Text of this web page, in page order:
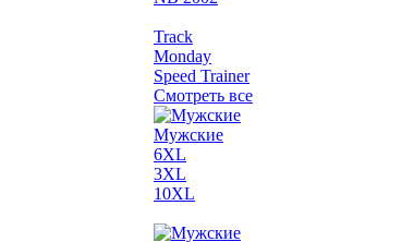
Track
Monday
Speed Trainer
Смотреть все
Мужские
6XL
3XL
10XL